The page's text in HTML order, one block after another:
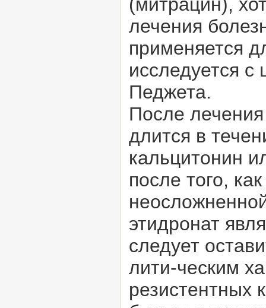
лечения
применяется
исследуется с
Педжета.
После
длится в
кальцитонин
после того,
этидронат
следует
лити-ческим
резистентных